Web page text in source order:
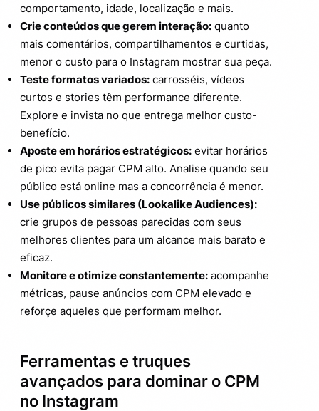
comportamento, idade, localização e mais.
Crie conteúdos que gerem interação: quanto
mais comentários, compartilhamentos e curtidas,
menor o custo para o Instagram mostrar sua peça.
Teste formatos variados: carrosséis, vídeos
curtos e stories têm performance diferente.
Explore e invista no que entrega melhor custo-
benefício.
Aposte em horários estratégicos: evitar horários
de pico evita pagar CPM alto. Analise quando seu
público está online mas a concorrência é menor.
Use públicos similares (Lookalike Audiences):
crie grupos de pessoas parecidas com seus
melhores clientes para um alcance mais barato e
eficaz.
Monitore e otimize constantemente: acompanhe
métricas, pause anúncios com CPM elevado e
reforçe aqueles que performam melhor.
Ferramentas e truques
avançados para dominar o CPM
no Instagram